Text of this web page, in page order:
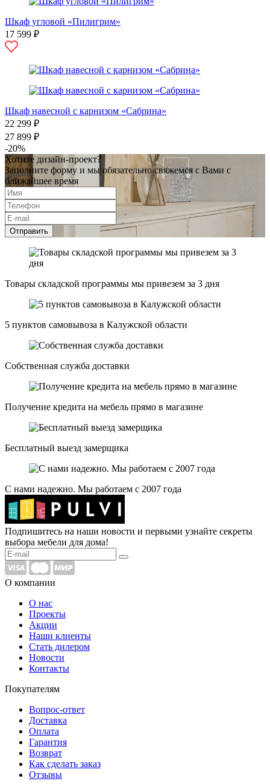
Шкаф угловой «Пилигрим»
17 599 ₽
Шкаф навесной с карнизом «Сабрина»
22 299 ₽
27 899 ₽
-20%
Хотите дизайн-проект?
Заполните форму и мы обязательно свяжемся с Вами с
ближайшее время
Отправить
Товары складской программы мы привезем за 3 дня
5 пунктов самовывоза в Калужской области
Собственная служба доставки
Получение кредита на мебель прямо в магазине
Бесплатный выезд замерщика
С нами надежно. Мы работаем с 2007 года
Подпишитесь на наши новости и первыми узнайте секреты
выбора мебели для дома!
О компании
О нас
Проекты
Акции
Наши клиенты
Стать дилером
Новости
Контакты
Покупателям
Вопрос-ответ
Доставка
Оплата
Гарантия
Возврат
Как сделать заказ
Отзывы